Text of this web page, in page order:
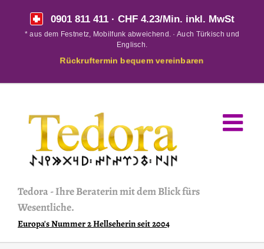
0901 811 411· CHF 4.23/Min. inkl. MwSt
* aus dem Festnetz, Mobilfunk abweichend. · Auch Türkisch und
Englisch.
Rückruftermin bequem vereinbaren
Tedora-Ihre Beraterin mit dem Blick fürs
Wesentliche.
Europa's Nummer 2 Hellseherin seit 2004